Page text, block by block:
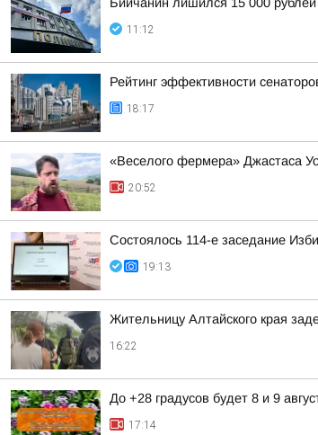
11:12
Рейтинг эффективности
18:17
«Веселого фермера» Джастаса
20:52
Состоялось 114-е заседание
19:13
Жительницу Алтайского края
16:22
До +28 градусов будет 8 и 9
17:14